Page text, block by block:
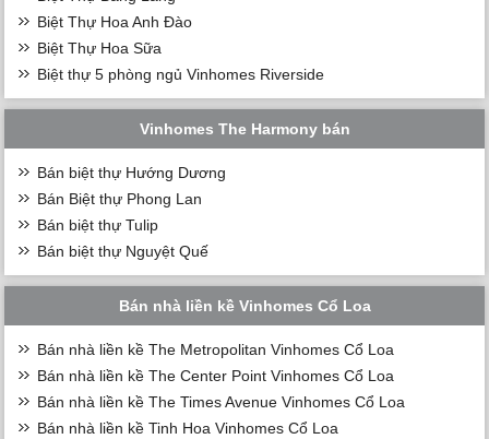
Biệt Thự Hoa Anh Đào
Biệt Thự Hoa Sữa
Biệt thự 5 phòng ngủ Vinhomes Riverside
Vinhomes The Harmony bán
Bán biệt thự Hướng Dương
Bán Biệt thự Phong Lan
Bán biệt thự Tulip
Bán biệt thự Nguyệt Quế
Bán nhà liền kề Vinhomes Cổ Loa
Bán nhà liền kề The Metropolitan Vinhomes Cổ Loa
Bán nhà liền kề The Center Point Vinhomes Cổ Loa
Bán nhà liền kề The Times Avenue Vinhomes Cổ Loa
Bán nhà liền kề Tinh Hoa Vinhomes Cổ Loa